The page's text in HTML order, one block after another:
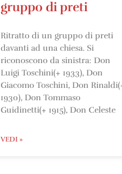
gruppo di preti
Ritratto di un gruppo di preti
davanti ad una chiesa. Si
riconoscono da sinistra: Don
Luigi Toschini(+ 1933), Don
Giacomo Toschini, Don
1930), Don Tommaso
Guidinetti(+ 1915), Don Celeste
VEDI »